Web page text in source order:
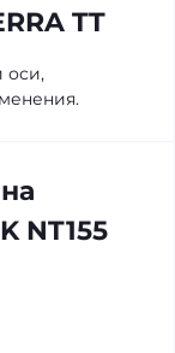
TT
оси,
NT155